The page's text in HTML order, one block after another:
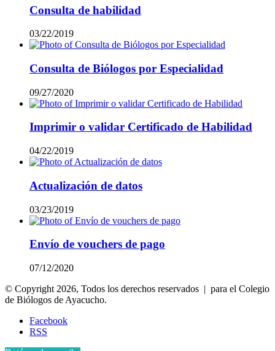
Consulta de habilidad
03/22/2019
Consulta de Biólogos por Especialidad
09/27/2020
Imprimir o validar Certificado de Habilidad
04/22/2019
Actualización de datos
03/23/2019
Envío de vouchers de pago
07/12/2020
© Copyright 2026, Todos los derechos reservados | para el Colegio
de Biólogos de Ayacucho.
Facebook
RSS